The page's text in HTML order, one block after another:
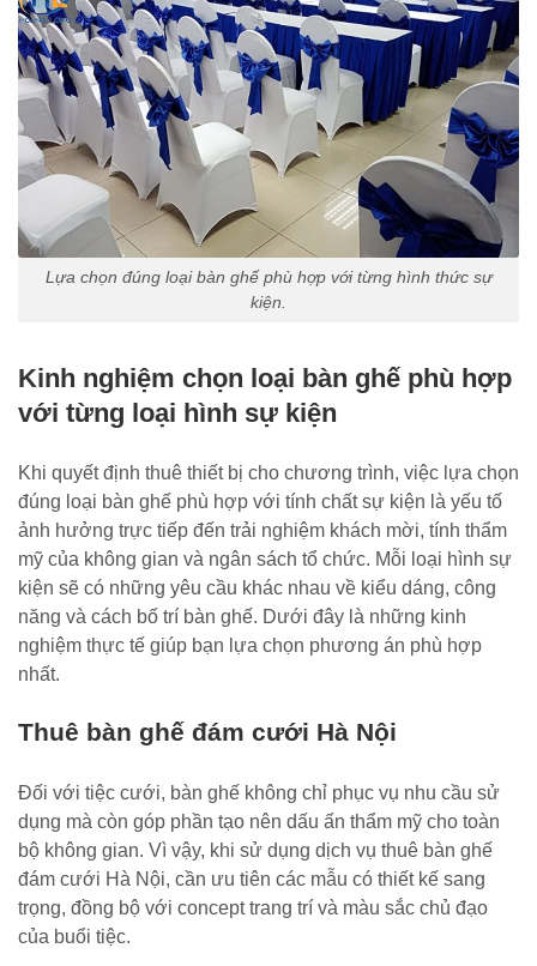
Lựa chọn đúng loại bàn ghế phù hợp với từng hình thức sự
kiện.
Kinh nghiệm chọn loại bàn ghế phù hợp
với từng loại hình sự kiện
Khi quyết định thuê thiết bị cho chương trình, việc lựa chọn
đúng loại bàn ghế phù hợp với tính chất sự kiện là yếu tố
ảnh hưởng trực tiếp đến trải nghiệm khách mời, tính thẩm
mỹ của không gian và ngân sách tổ chức. Mỗi loại hình sự
kiện sẽ có những yêu cầu khác nhau về kiểu dáng, công
năng và cách bố trí bàn ghế. Dưới đây là những kinh
nghiệm thực tế giúp bạn lựa chọn phương án phù hợp
nhất.
Thuê bàn ghế đám cưới Hà Nội
Đối với tiệc cưới, bàn ghế không chỉ phục vụ nhu cầu sử
dụng mà còn góp phần tạo nên dấu ấn thẩm mỹ cho toàn
bộ không gian. Vì vậy, khi sử dụng dịch vụ thuê bàn ghế
đám cưới Hà Nội, cần ưu tiên các mẫu có thiết kế sang
trọng, đồng bộ với concept trang trí và màu sắc chủ đạo
của buổi tiệc.